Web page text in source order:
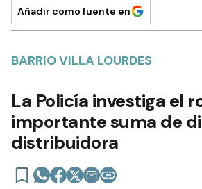
Añadir como fuente en
BARRIO VILLA LOURDES
La Policía investiga el
importante suma de
distribuidora